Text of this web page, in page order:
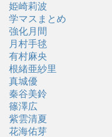
姫崎莉波
学マスまとめ
強化月間
月村手毬
有村麻央
根緒亜紗里
真城優
秦谷美鈴
篠澤広
紫雲清夏
花海佑芽